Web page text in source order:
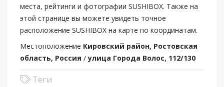
места, рейтинги и фотографии SUSHIBOX. Также на
этой странице вы можете увидеть точное
расположение SUSHIBOX на карте по координатам.
Местоположение Кировский район, Ростовская
область, Россия /улица Города Волос, 112/130
Теги